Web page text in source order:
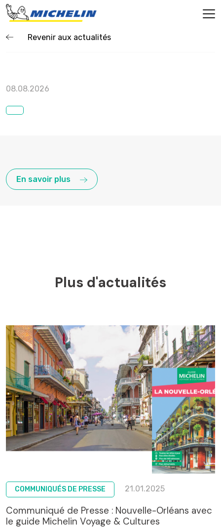
Revenir aux actualités
08.08.2026
En savoir plus
Plus d'actualités
COMMUNIQUÉS DE PRESSE 21.01.2025
Communiqué de Presse : Nouvelle-Orléans avec
le guide Michelin Voyage & Cultures